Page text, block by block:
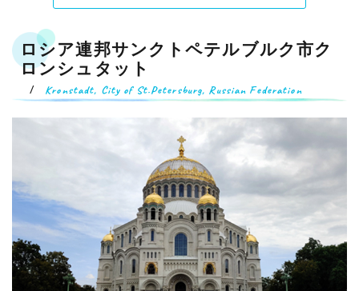
ロシア連邦サンクトペテルブルク市ク
ロンシュタット
Kronstadt, City of St.Petersburg, Russian Federation